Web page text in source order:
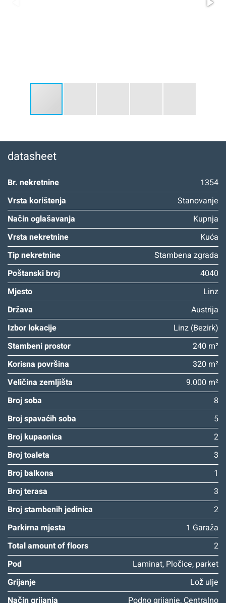
datasheet
Br. nekretnine
1354
Vrsta korištenja
Stanovanje
Način oglašavanja
Kupnja
Vrsta nekretnine
Kuća
Tip nekretnine
Stambena zgrada
Poštanski broj
4040
Mjesto
Linz
Država
Austrija
Izbor lokacije
Linz (Bezirk)
Stambeni prostor
240 m²
Korisna površina
320 m²
Veličina zemljišta
9.000 m²
Broj soba
8
Broj spavaćih soba
5
Broj kupaonica
2
Broj toaleta
3
Broj balkona
1
Broj terasa
3
Broj stambenih jedinica
2
Parkirna mjesta
1 Garaža
Total amount of floors
2
Pod
Laminat, Pločice, parket
Grijanje
Lož ulje
Način grijanja
Podno grijanje, Centralno